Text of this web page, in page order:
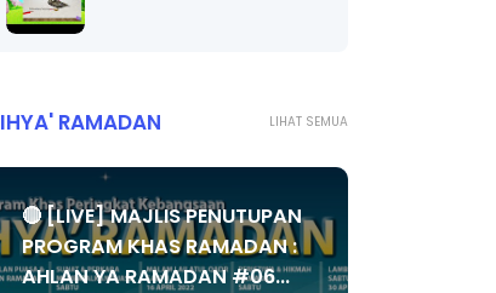
LIHAT SEMUA
IHYA' RAMADAN
🔴 [LIVE] MAJLIS PENUTUPAN
PROGRAM KHAS RAMADAN :
AHLAN YA RAMADAN #06...